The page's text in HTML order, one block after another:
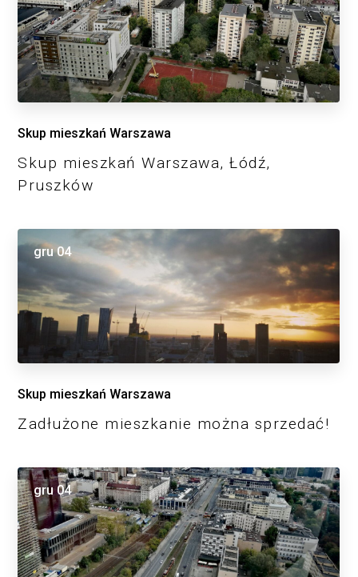
Skup mieszkań Warszawa
Skup mieszkań Warszawa, Łódź,
Pruszków
gru 04
Skup mieszkań Warszawa
Zadłużone mieszkanie można sprzedać!
gru 04